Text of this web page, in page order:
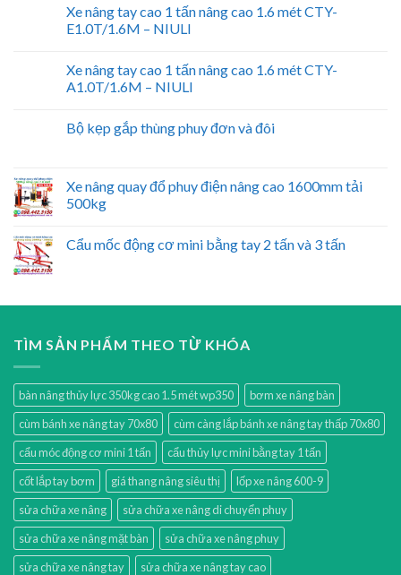
Xe nâng tay cao 1 tấn nâng cao 1.6 mét CTY-
E1.0T/1.6M – NIULI
Xe nâng tay cao 1 tấn nâng cao 1.6 mét CTY-
A1.0T/1.6M – NIULI
Bộ kẹp gắp thùng phuy đơn và đôi
Xe nâng quay đổ phuy điện nâng cao 1600mm tải
500kg
Cẩu mốc động cơ mini bằng tay 2 tấn và 3 tấn
TÌM SẢN PHẨM THEO TỪ KHÓA
bàn nâng thủy lực 350kg cao 1.5 mét wp350
bơm xe nâng bàn
cùm bánh xe nâng tay 70x80
cùm càng lắp bánh xe nâng tay thấp 70x80
cẩu móc động cơ mini 1 tấn
cẩu thủy lực mini bằng tay 1 tấn
cốt lắp tay bơm
giá thang nâng siêu thị
lốp xe nâng 600-9
sửa chữa xe nâng
sửa chữa xe nâng di chuyển phuy
sửa chữa xe nâng mặt bàn
sửa chữa xe nâng phuy
sửa chữa xe nâng tay
sửa chữa xe nâng tay cao